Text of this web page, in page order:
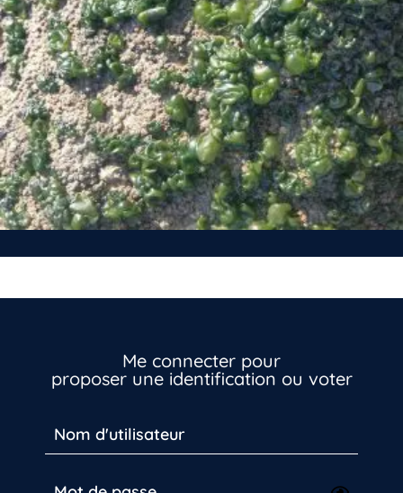
Me connecter pour
proposer une identification ou voter